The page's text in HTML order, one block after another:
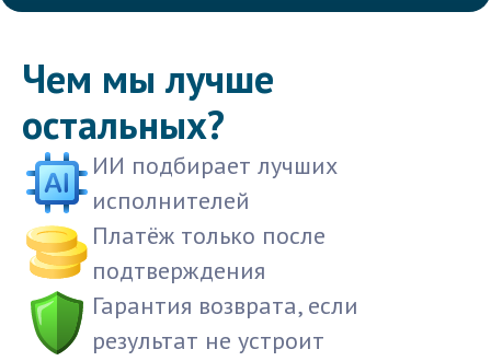
Чем мы лучше
остальных?
ИИ подбирает лучших
исполнителей
Платёж только после
подтверждения
Гарантия возврата, если
результат не устроит